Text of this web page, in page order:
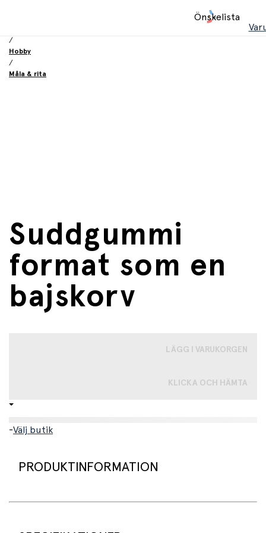
Önskelista
/
Hobby
/
Måla & rita
Suddgummi
format som en
bajskorv
LÄGG I VARUKORGEN
KLICKA OCH HÄMTA
-Välj butik
PRODUKTINFORMATION